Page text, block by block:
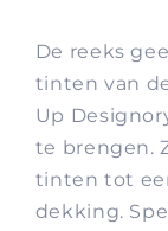
De reeks
tinten van
Up
te brengen.
tinten tot
dekking.